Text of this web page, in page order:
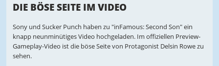
DIE BÖSE SEITE IM VIDEO
Sony und Sucker Punch haben zu "inFamous: Second Son" ein
knapp neunminütiges Video hochgeladen. Im offiziellen Preview-
Gameplay-Video ist die böse Seite von Protagonist Delsin Rowe zu
sehen.